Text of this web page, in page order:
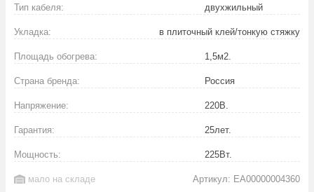
Тип кабеля: двухжильный
Укладка: в плиточный клей/тонкую стяжку
Площадь обогрева: 1,5м2.
Страна бренда: Россия
Напряжение: 220В.
Гарантия: 25лет.
Мощность: 225Вт.
мало на складе Артикул: EA00000004360